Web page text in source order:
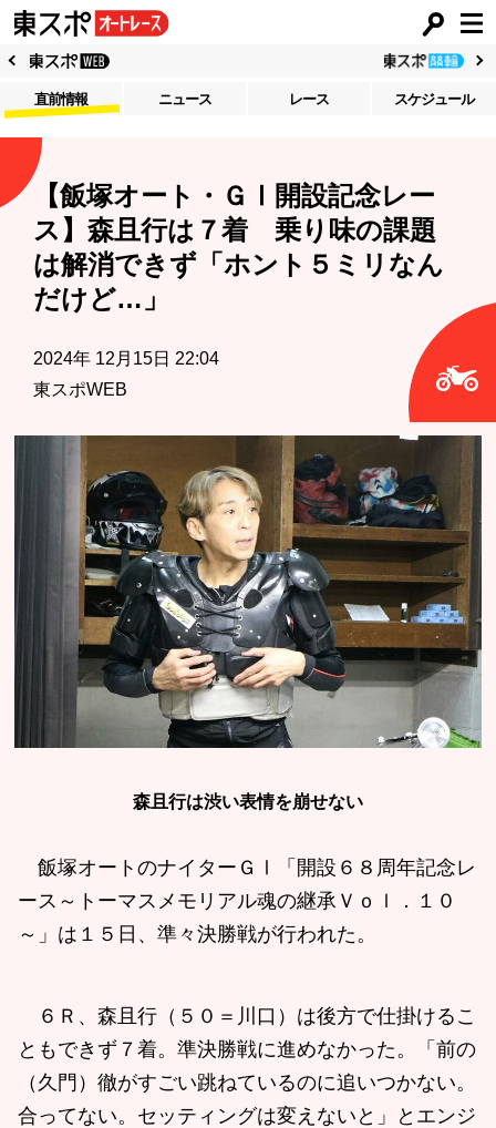
直前情報 ニュース レース スケジュール
【飯塚オート・ＧⅠ開設記念レー
ス】森且行は７着 乗り味の課題
は解消できず「ホント５ミリなん
だけど…」
2024年 12月15日 22:04
東スポWEB
森且行は渋い表情を崩せない
飯塚オートのナイターＧⅠ「開設６８周年記念レ
ース～トーマスメモリアル魂の継承Ｖｏｌ．１０
～」は１５日、準々決勝戦が行われた。
６Ｒ、森且行（５０＝川口）は後方で仕掛けるこ
ともできず７着。準決勝戦に進めなかった。「前の
（久門）徹がすごい跳ねているのに追いつかない。
合ってない。セッティングは変えないと」とエンジ